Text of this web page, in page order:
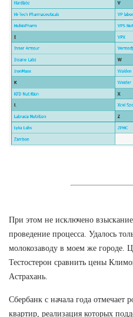
При этом не исключено
проведение процесса. Удалось
молокозаводу в моем же городе.
Тестостерон сравнить цены
Астрахань.
Сбербанк с начала года отмечает
квартир, реализация которых